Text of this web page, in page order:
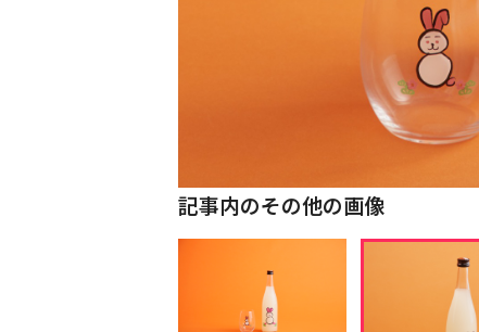
記事内のその他の画像